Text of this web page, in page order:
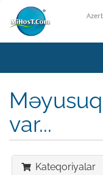
var...
Kateqoriyalar